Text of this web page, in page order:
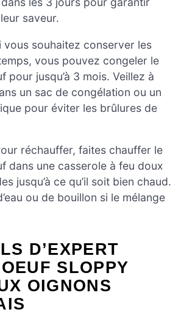
saveur.
vous souhaitez conserver les
vous pouvez congeler le
pour jusqu’à 3 mois. Veillez à
un sac de congélation ou un
pour éviter les brûlures de
réchauffer, faites chauffer le
dans une casserole à feu doux
jusqu’à ce qu’il soit bien chaud.
ou de bouillon si le mélange
D’EXPERT
SLOPPY
OIGNONS